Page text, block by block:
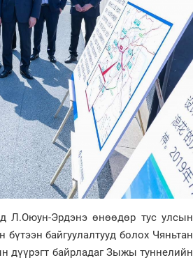
Л.Оюун-Эрдэнэ өнөөдөр тус улсын
байгуулалтууд болох Чяньтан
дүүрэгт байрладаг Зыжы туннелийн